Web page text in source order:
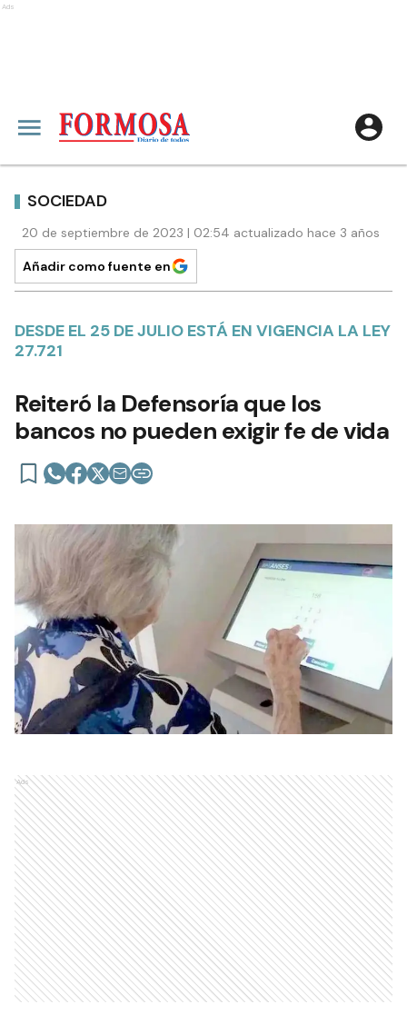
Ads
SOCIEDAD
20 de septiembre de 2023 | 02:54 actualizado hace 3 años
Añadir como fuente en
DESDE EL 25 DE JULIO ESTÁ EN VIGENCIA LA LEY
27.721
Reiteró la Defensoría que los
bancos no pueden exigir fe de vida
Ads